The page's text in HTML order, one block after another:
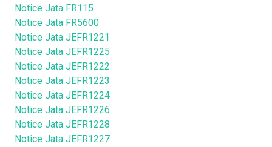
Notice Jata FR115
Notice Jata FR5600
Notice Jata JEFR1221
Notice Jata JEFR1225
Notice Jata JEFR1222
Notice Jata JEFR1223
Notice Jata JEFR1224
Notice Jata JEFR1226
Notice Jata JEFR1228
Notice Jata JEFR1227